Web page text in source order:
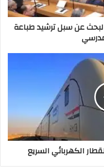
عن سبل ترشيد طباعة
الكهربائي السريع